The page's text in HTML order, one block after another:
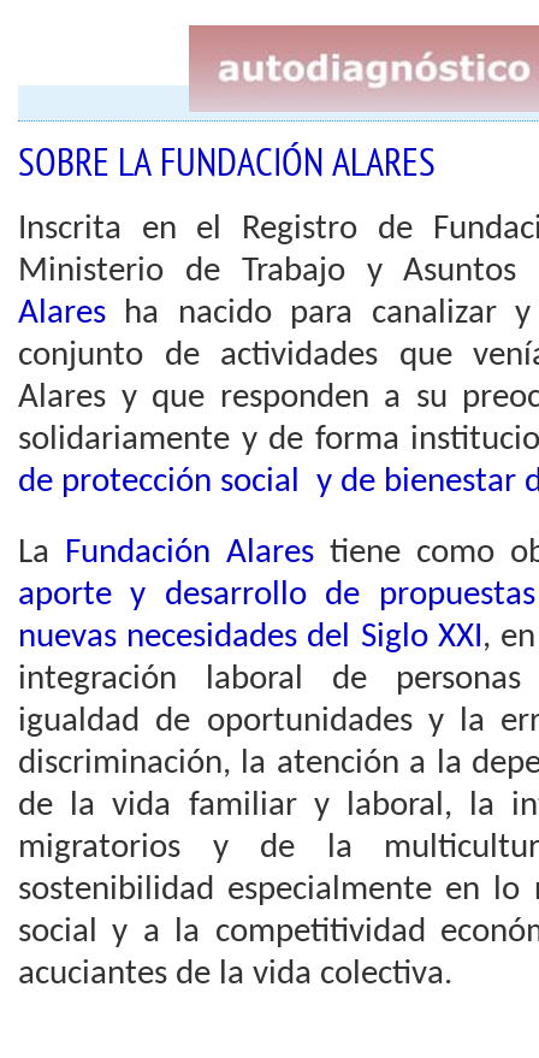
SOBRE LA FUNDACIÓN ALARES
Inscrita en el Registro de
Ministerio de Trabajo y
Alares ha nacido para canalizar
conjunto de actividades que
Alares y que responden a su
solidariamente y de forma
de protección social y de bienestar
La Fundación Alares tiene como
aporte y desarrollo de
nuevas necesidades del Siglo XXI,
integración laboral de
igualdad de oportunidades y la
discriminación, la atención a la
de la vida familiar y laboral, la
migratorios y de la
sostenibilidad especialmente en
social y a la competitividad
acuciantes de la vida colectiva.